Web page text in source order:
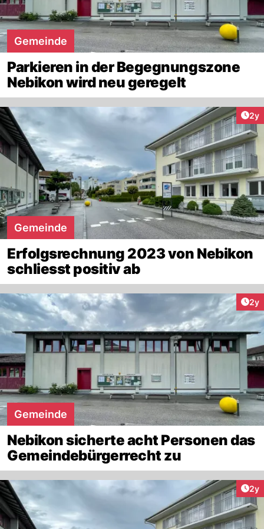
Gemeinde
Parkieren in der Begegnungszone
Nebikon wird neu geregelt
2y
Gemeinde
Erfolgsrechnung 2023 von Nebikon
schliesst positiv ab
2y
Gemeinde
Nebikon sicherte acht Personen das
Gemeindebürgerrecht zu
2y